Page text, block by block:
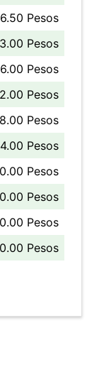
Pesos
Pesos
Pesos
Pesos
Pesos
Pesos
Pesos
Pesos
Pesos
Pesos